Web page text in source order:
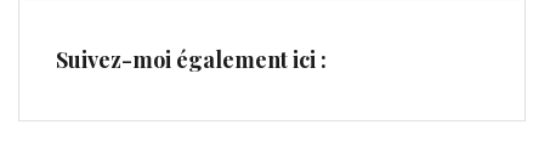
Suivez-moi également ici :